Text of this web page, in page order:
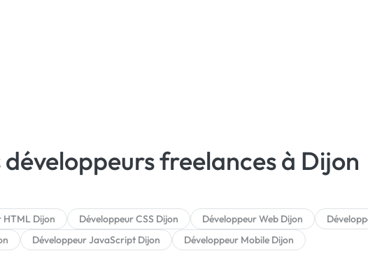
développeurs freelances à Dijon
HTML Dijon Développeur CSS Dijon Développeur Web Dijon
Développeur JavaScript Dijon Développeur Mobile Dijon